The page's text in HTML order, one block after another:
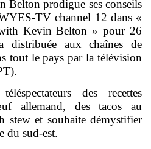
Belton prodigue ses conseils
TV channel 12 dans «
Kevin Belton » pour 26
distribuée aux chaînes de
tout le pays par la télévision
des recettes
allemand, des tacos au
stew et souhaite démystifier
du sud-est.